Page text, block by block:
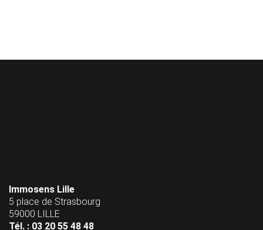
Immosens Lille
5 place de Strasbourg
59000 LILLE
Tél. : 03 20 55 48 48